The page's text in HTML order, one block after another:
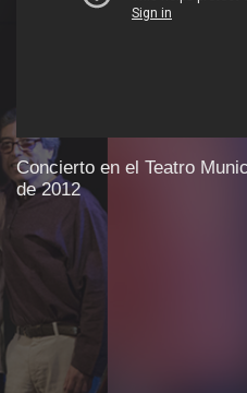
Concierto en el Teatro
de 2012